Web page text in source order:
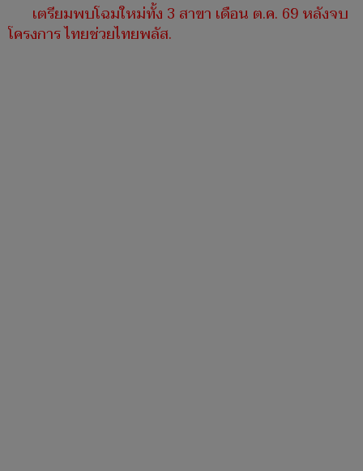
เตรียมพบโฉมใหม่ทั้ง 3 สาขา เดือน ต.ค. 69 หลังจบ
โครงการ ไทยช่วยไทยพลัส.